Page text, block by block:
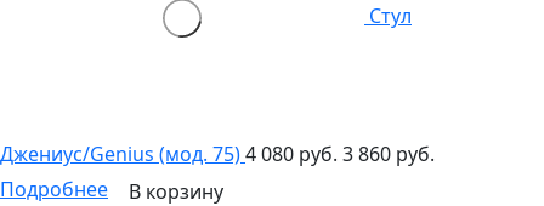
Стул
Джениус/Genius (мод. 75)4 080 руб. 3 860 руб.
Подробнее
В корзину